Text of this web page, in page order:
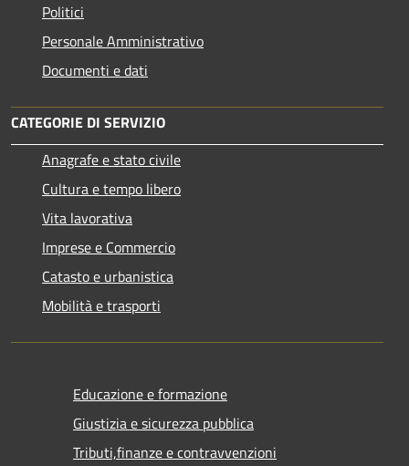
Politici
Personale Amministrativo
Documenti e dati
CATEGORIE DI SERVIZIO
Anagrafe e stato civile
Cultura e tempo libero
Vita lavorativa
Imprese e Commercio
Catasto e urbanistica
Mobilità e trasporti
Educazione e formazione
Giustizia e sicurezza pubblica
Tributi,finanze e contravvenzioni